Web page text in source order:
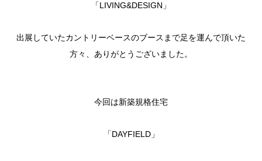
「LIVING&DESIGN」
出展していたカントリーベースのブースまで足を運んで頂いた
方々、ありがとうございました。
今回は新築規格住宅
「DAYFIELD」